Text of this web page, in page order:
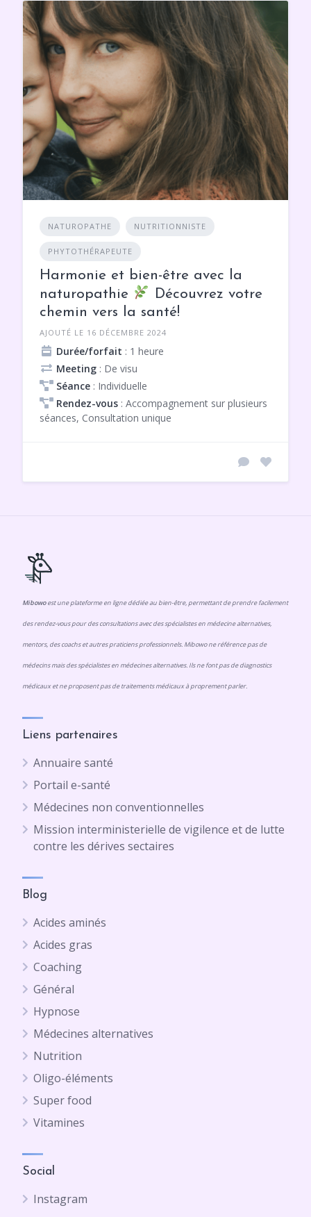
NATUROPATHE NUTRITIONNISTE
PHYTOTHÉRAPEUTE
Harmonie et bien-être avec la
naturopathie
Découvrez votre
chemin vers la santé!
AJOUTÉ LE 16 DÉCEMBRE 2024
Durée/forfait : 1 heure
Meeting : De visu
Séance : Individuelle
Rendez-vous : Accompagnement sur plusieurs
séances, Consultation unique
Mibowoest une plateforme en ligne dédiée au bien-être, permettant de prendre facilement
des rendez-vous pour des consultations avec des spécialistes en médecine alternatives,
mentors, des coachs et autres praticiens professionnels. Mibowo ne référence pas de
médecins mais des spécialistes en médecines alternatives. Ils ne font pas de diagnostics
médicaux et ne proposent pas de traitements médicaux à proprement parler.
Liens partenaires
Annuaire santé
Portail e-santé
Médecines non conventionnelles
Mission interministerielle de vigilence et de lutte
contre les dérives sectaires
Blog
Acides aminés
Acides gras
Coaching
Général
Hypnose
Médecines alternatives
Nutrition
Oligo-éléments
Super food
Vitamines
Social
Instagram